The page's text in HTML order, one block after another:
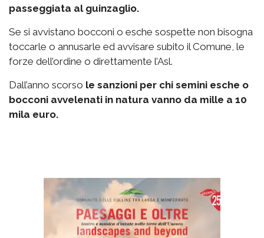
passeggiata al guinzaglio.
Se si avvistano bocconi o esche sospette non bisogna
toccarle o annusarle ed avvisare subito il Comune, le
forze dell’ordine o direttamente l’Asl.
Dall’anno scorso le sanzioni per chi semini esche o
bocconi avvelenati in natura vanno da mille a 10
mila euro.